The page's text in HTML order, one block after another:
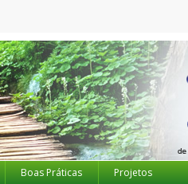
Boas Práticas Projetos